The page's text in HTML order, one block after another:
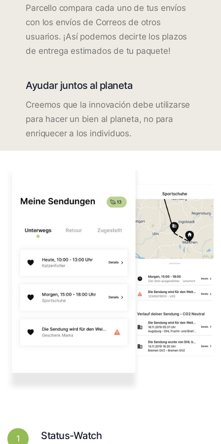
Parcello compara cada uno de tus envíos
con los envíos de Correos de otros
usuarios. ¡Así podemos decirte los plazos
de entrega estimados de tu paquete!
Ayudar juntos al planeta
Creemos que la innovación debe utilizarse
para hacer un bien al planeta, no para
enriquecer a los individuos.
1 Status-Watch